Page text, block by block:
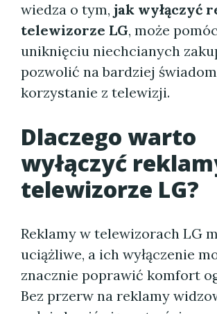
wiedza o tym, jak wyłączyć
telewizorze LG, może
uniknięciu niechcianych
pozwolić na bardziej
korzystanie z telewizji.
Dlaczego warto
wyłączyć
telewizorze LG?
Reklamy w telewizorach LG
uciążliwe, a ich wyłączenie
znacznie poprawić komfort
Bez przerw na reklamy